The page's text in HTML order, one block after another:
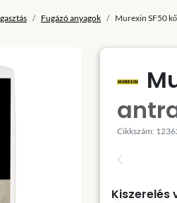
Fugázó anyagok Murexin SF50
Cikkszám:
Kiszerelés